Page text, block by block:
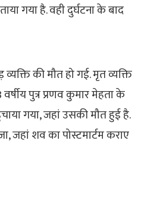
गया है. वही दुर्घटना के बाद
की मौत हो गई. मृत व्यक्ति
पुत्र प्रणव कुमार मेहता के
गया, जहां उसकी मौत हुई है.
जहां शव का पोस्टमार्टम कराए